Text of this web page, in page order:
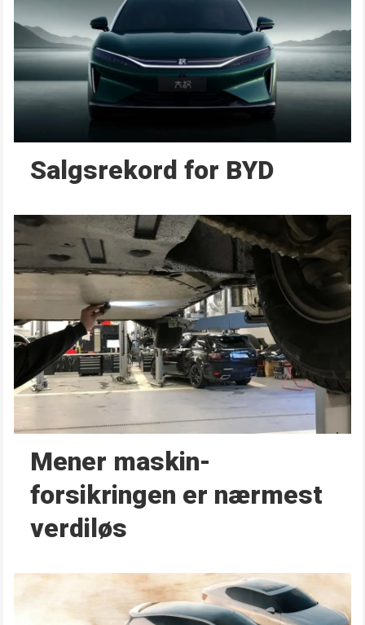
Salgsrekord for BYD
Mener maskin­
forsikringen er nærmest
verdiløs